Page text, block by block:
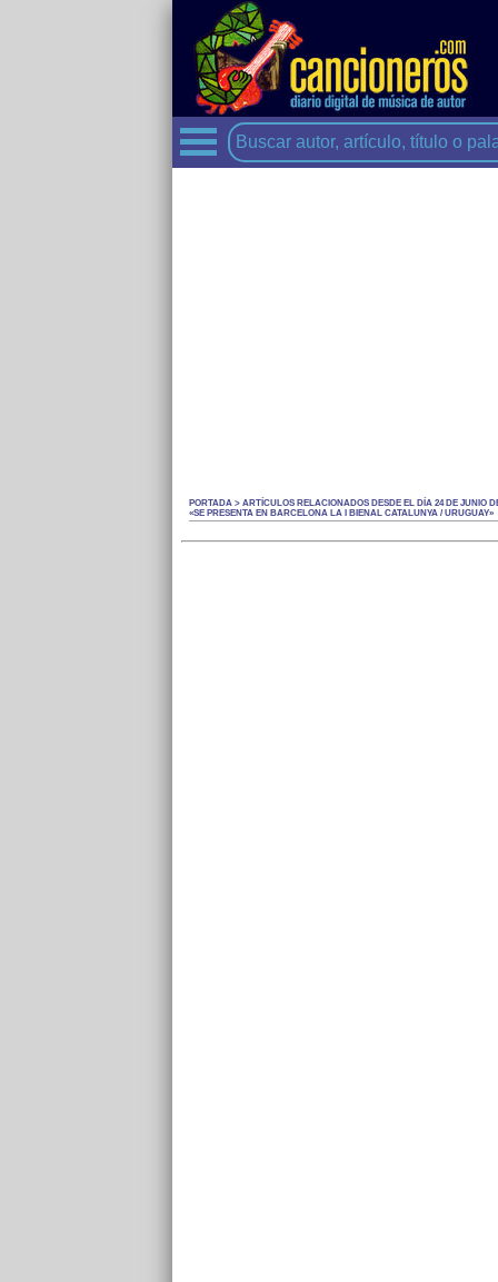
PORTADA > ARTÍCULOS RELACIONADOS DESDE EL DÍA 24 DE JUNIO
«SE PRESENTA EN BARCELONA LA I BIENAL CATALUNYA / URUGUAY»